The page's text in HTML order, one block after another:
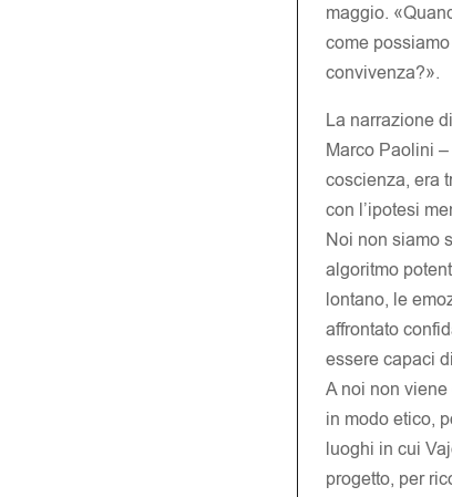
maggio.
come
convivenza?».
La narrazione
Marco Paolini
coscienza, era
con l’ipotesi
Noi non siamo
algoritmo
lontano, le
affrontato
essere capaci
A noi non
in modo etico,
luoghi in cui
progetto, per